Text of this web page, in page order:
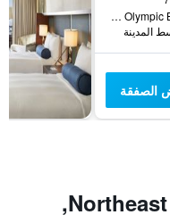
10330 West Olympic Boulevard, لوس أنجلوس, CA, الولايات المتحدة الأميريكية
الصفقة
استكشفNortheast Los Angeles,